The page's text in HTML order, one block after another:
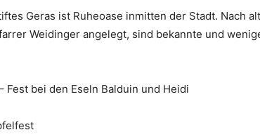
Geras ist Ruheoase inmitten der Stadt. Nach
Weidinger angelegt, sind bekannte und
Fest bei den Eseln Balduin und Heidi